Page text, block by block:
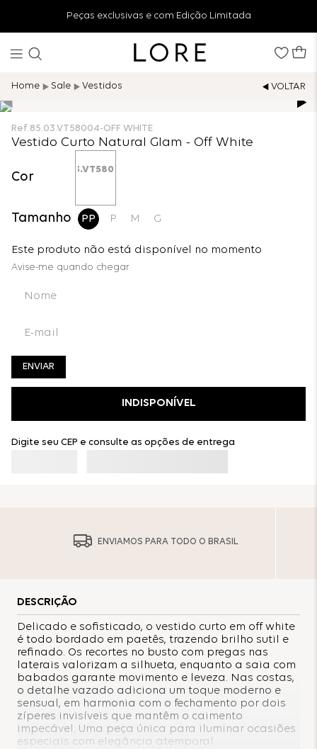
Peças exclusivas e com Edição Limitada
Sale Vestidos
Ref.85.03.VT58004-OFF WHITE
Vestido Curto Natural Glam - Off White
Cor
Tamanho PP P M G
Este produto não está disponível no momento
ENVIAR
INDISPONÍVEL
Digite seu CEP e consulte as opções de entrega
ENVIAMOS PARA TODO O BRASIL
DESCRIÇÃO
Delicado e sofisticado, o vestido curto em off white
é todo bordado em paetês, trazendo brilho sutil e
refinado. Os recortes no busto com pregas nas
laterais valorizam a silhueta, enquanto a saia com
babados garante movimento e leveza. Nas costas,
o detalhe vazado adiciona um toque moderno e
sensual, em harmonia com o fechamento por dois
zíperes invisíveis que mantêm o caimento
impecável. Uma peça única para iluminar ocasiões
especiais com elegância atemporal.